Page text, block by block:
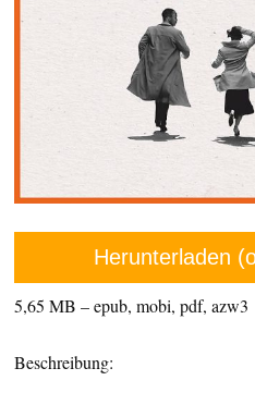
Herunterladen
5,65 MB – epub, mobi, pdf, azw3
Beschreibung: